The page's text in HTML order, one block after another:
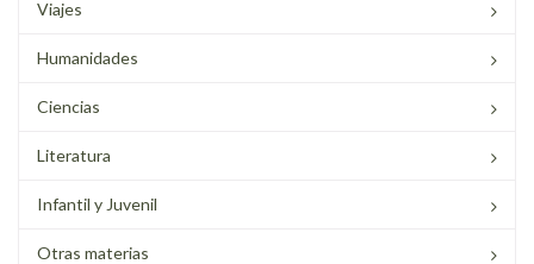
Viajes
Humanidades
Ciencias
Literatura
Infantil y Juvenil
Otras materias